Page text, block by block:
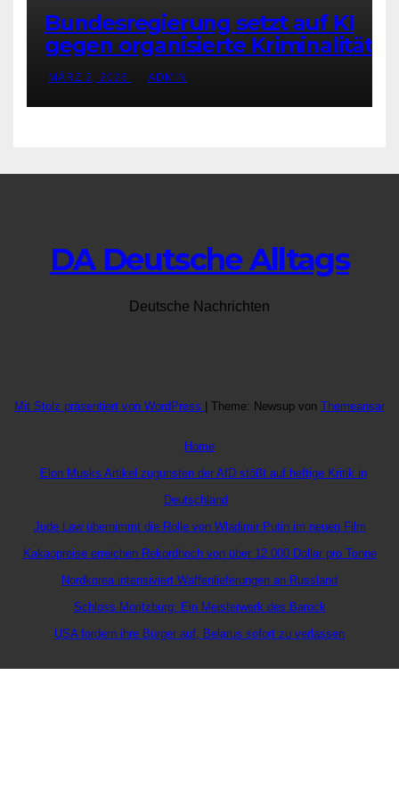
Bundesregierung setzt auf KI
gegen organisierte Kriminalität
MÄRZ 2, 2026 ADMIN
DA Deutsche Alltags
Deutsche Nachrichten
Mit Stolz präsentiert von WordPress Theme: Newsup von Themeansar
Home
Elon Musks Artikel zugunsten der AfD stößt auf heftige Kritik in
Deutschland
Jude Law übernimmt die Rolle von Wladimir Putin im neuen Film
Kakaopreise erreichen Rekordhoch von über 12.000 Dollar pro Tonne
Nordkorea intensiviert Waffenlieferungen an Russland
Schloss Moritzburg: Ein Meisterwerk des Barock
USA fordern ihre Bürger auf, Belarus sofort zu verlassen